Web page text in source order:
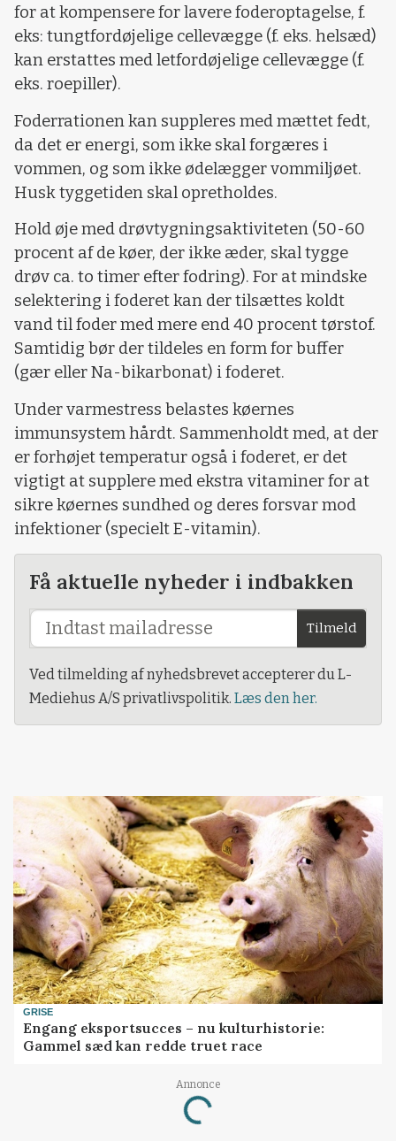
for at kompensere for lavere foderoptagelse, f.
eks: tungtfordøjelige cellevægge (f. eks. helsæd)
kan erstattes med letfordøjelige cellevægge (f.
eks. roepiller).
Foderrationen kan suppleres med mættet fedt,
da det er energi, som ikke skal forgæres i
vommen, og som ikke ødelægger vommiljøet.
Husk tyggetiden skal opretholdes.
Hold øje med drøvtygningsaktiviteten (50-60
procent af de køer, der ikke æder, skal tygge
drøv ca. to timer efter fodring). For at mindske
selektering i foderet kan der tilsættes koldt
vand til foder med mere end 40 procent tørstof.
Samtidig bør der tildeles en form for buffer
(gær eller Na-bikarbonat) i foderet.
Under varmestress belastes køernes
immunsystem hårdt. Sammenholdt med, at der
er forhøjet temperatur også i foderet, er det
vigtigt at supplere med ekstra vitaminer for at
sikre køernes sundhed og deres forsvar mod
infektioner (specielt E-vitamin).
Få aktuelle nyheder i indbakken
Tilmeld
Ved tilmelding af nyhedsbrevet accepterer du L-
Mediehus A/S privatlivspolitik. Læs den her.
GRISE
Engang eksportsucces – nu kulturhistorie:
Gammel sæd kan redde truet race
Annonce
Loading...